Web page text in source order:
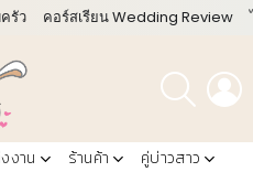
รัว คอร์สเรียน Wedding Review
ค้นหา
งาน ร้านค้า
คู่บ่าวสาว